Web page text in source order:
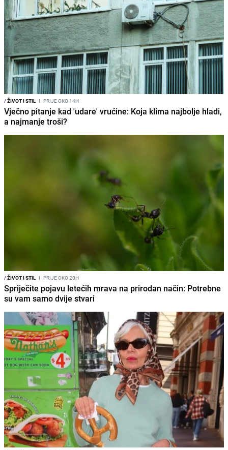
/ŽIVOT I STIL I PRIJE OKO 14H
Vječno pitanje kad 'udare' vrućine: Koja klima najbolje hladi,
a najmanje troši?
/ŽIVOT I STIL I PRIJE OKO 20H
Spriječite pojavu letećih mrava na prirodan način: Potrebne
su vam samo dvije stvari